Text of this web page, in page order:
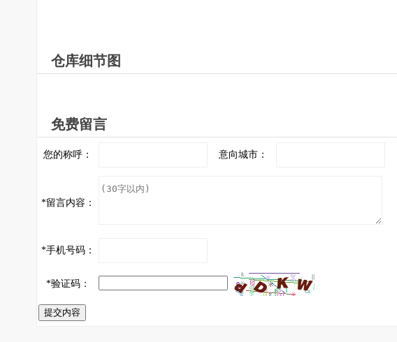
仓库细节图
免费留言
您的称呼： 意向城市：
*留言内容：
*手机号码：
*验证码：
提交内容